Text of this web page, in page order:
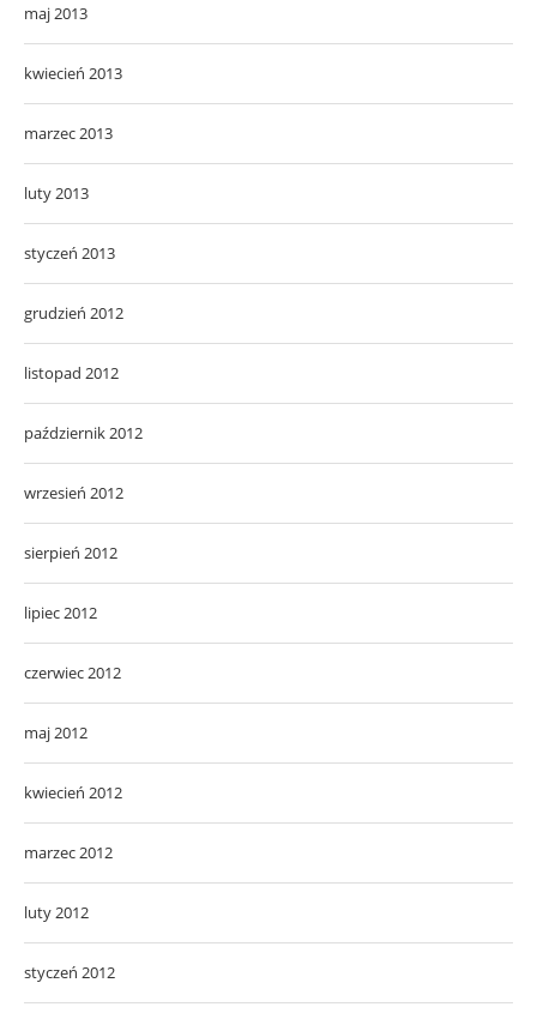
maj 2013
kwiecień 2013
marzec 2013
luty 2013
styczeń 2013
grudzień 2012
listopad 2012
październik 2012
wrzesień 2012
sierpień 2012
lipiec 2012
czerwiec 2012
maj 2012
kwiecień 2012
marzec 2012
luty 2012
styczeń 2012